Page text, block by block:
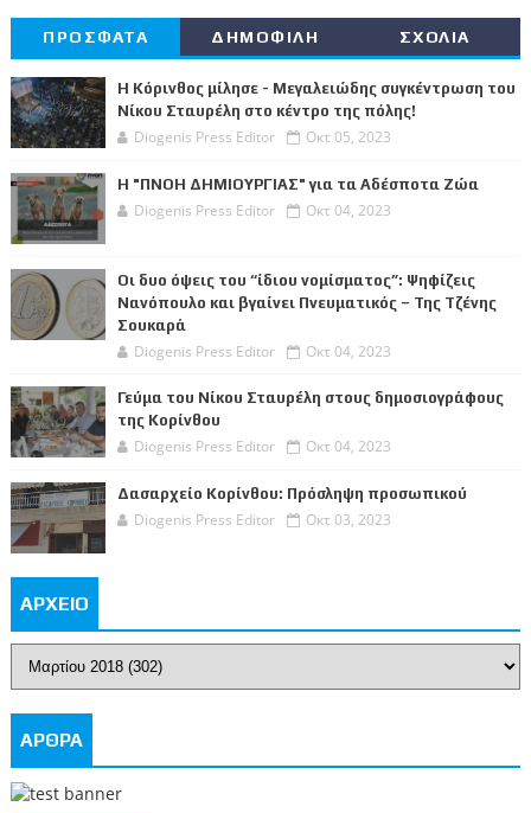
ΠΡΟΣΦΑΤΑ ΔΗΜΟΦΙΛΗ ΣΧΟΛΙΑ
Η Κόρινθος μίλησε - Μεγαλειώδης συγκέντρωση του
Νίκου Σταυρέλη στο κέντρο της πόλης!
Diogenis Press Editor Οκτ 05, 2023
Η "ΠΝΟΗ ΔΗΜΙΟΥΡΓΙΑΣ" για τα Αδέσποτα Ζώα
Diogenis Press Editor Οκτ 04, 2023
Οι δυο όψεις του “ίδιου νομίσματος”: Ψηφίζεις
Νανόπουλο και βγαίνει Πνευματικός – Της Τζένης
Σουκαρά
Diogenis Press Editor Οκτ 04, 2023
Γεύμα του Νίκου Σταυρέλη στους δημοσιογράφους
της Κορίνθου
Diogenis Press Editor Οκτ 04, 2023
Δασαρχείο Κορίνθου: Πρόσληψη προσωπικού
Diogenis Press Editor Οκτ 03, 2023
ΑΡΧΕΙΟ
ΑΡΘΡΑ